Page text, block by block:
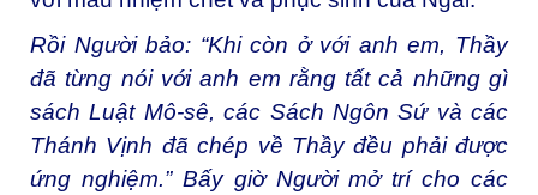
Rồi Người bảo: “Khi còn ở với anh em, Thầy
đã từng nói với anh em rằng tất cả những gì
sách Luật Mô-sê, các Sách Ngôn Sứ và các
Thánh Vịnh đã chép về Thầy đều phải được
ứng nghiệm.” Bấy giờ Người mở trí cho các